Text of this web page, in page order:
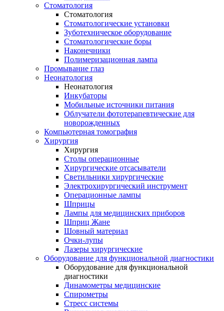
Стоматология
Стоматология
Стоматологические установки
Зуботехническое оборудование
Стоматологические боры
Наконечники
Полимеризационная лампа
Промывание глаз
Неонатология
Неонатология
Инкубаторы
Мобильные источники питания
Облучатели фототерапевтические для
новорожденных
Компьютерная томография
Хирургия
Хирургия
Столы операционные
Хирургические отсасыватели
Светильники хирургические
Электрохирургический инструмент
Операционные лампы
Шприцы
Лампы для медицинских приборов
Шприц Жане
Шовный материал
Очки-лупы
Лазеры хирургические
Оборудование для функциональной диагностики
Оборудование для функциональной
диагностики
Динамометры медицинские
Спирометры
Стресс системы